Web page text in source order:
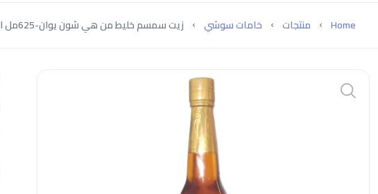
Home منتجات خامات سوشي زيت سمسم خليط من هي شون يوان-625مل Oil